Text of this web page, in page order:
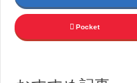
Pocket